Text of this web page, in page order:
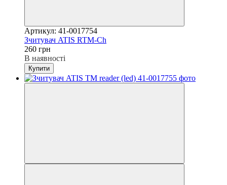
Артикул: 41-0017754
Зчитувач ATIS RTM-Ch
260 грн
В наявності
Купити